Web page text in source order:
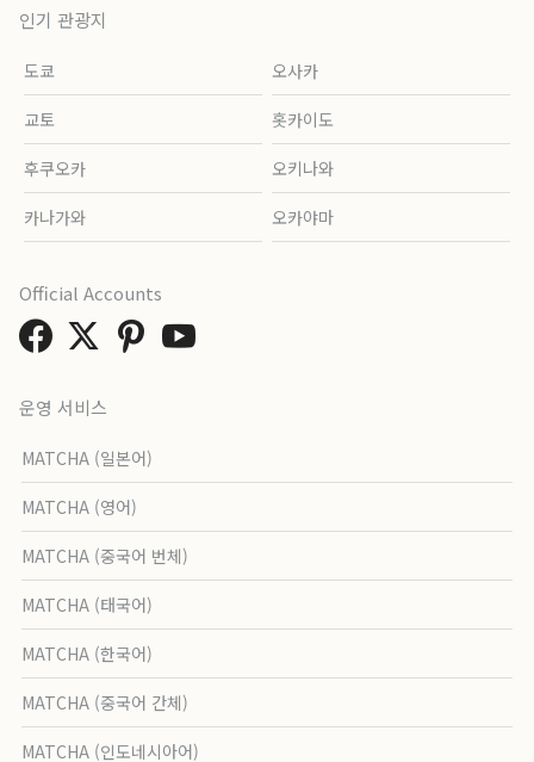
인기 관광지
도쿄 오사카
교토 홋카이도
후쿠오카 오키나와
카나가와 오카야마
운영 서비스
MATCHA (일본어)
MATCHA (영어)
MATCHA (중국어 번체)
MATCHA (태국어)
MATCHA (한국어)
MATCHA (중국어 간체)
MATCHA (인도네시아어)
Official Accounts